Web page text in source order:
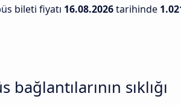
bileti fiyatı 16.08.2026tarihinde
sıklığı